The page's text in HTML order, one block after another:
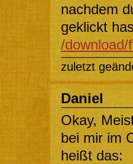
nachdem
geklickt
/download/
zuletzt
Daniel
Okay,
bei mir im
heißt das: